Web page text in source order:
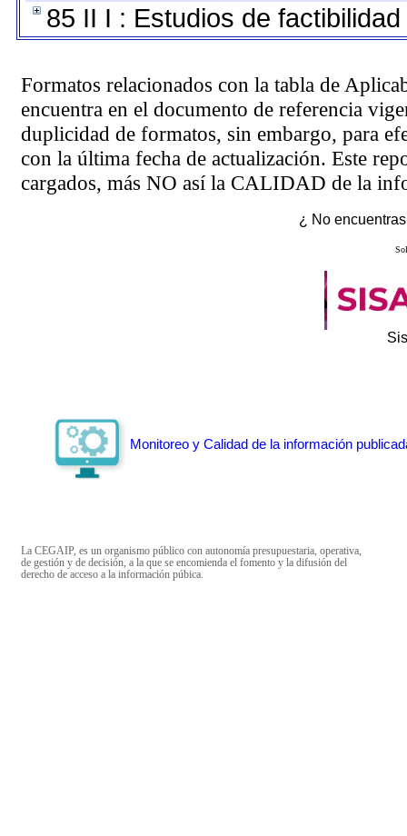
85 II I : Estudios de
Formatos relacionados con la tabla de
encuentra en el documento de referencia
duplicidad de formatos, sin embargo, para
con la última fecha de actualización. Este
cargados, más NO así la CALIDAD de la
¿ No
Monitoreo y Calidad de la información
La CEGAIP, es un organismo público con autonomía presupuestaria, operativa,
de gestión y de decisión, a la que se encomienda el fomento y la difusión del
derecho de acceso a la información púbica.